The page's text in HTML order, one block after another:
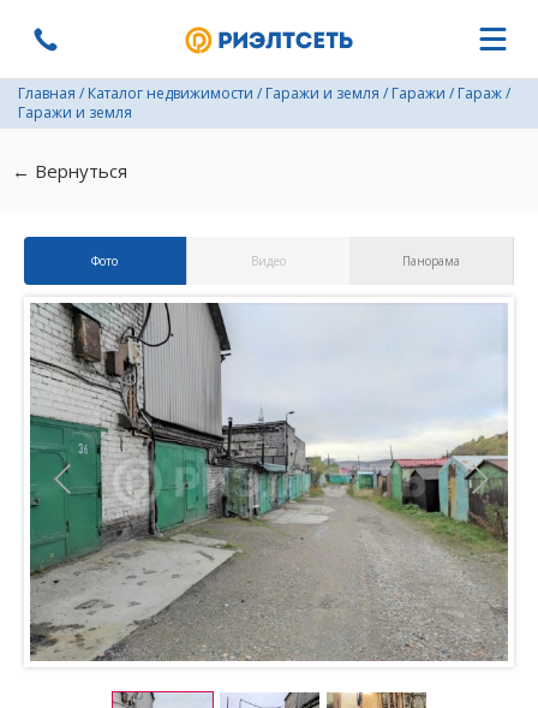
Главная / Каталог недвижимости / Гаражи и земля / Гаражи / Гараж/
Гаражи и земля
← Вернуться
Фото Видео Панорама